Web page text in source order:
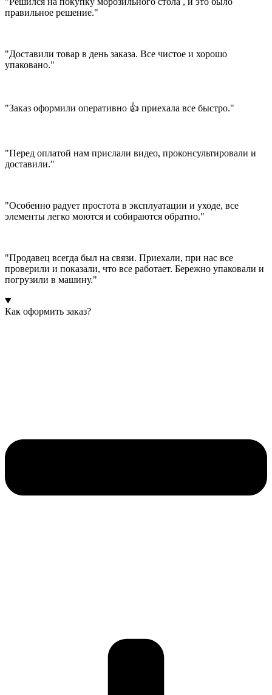
правильное решение."
"Доставили товар в день заказа. Все чистое и хорошо
упаковано."
"Заказ оформили оперативно 👍 приехала все быстро."
"Перед оплатой нам прислали видео, проконсультировали и
доставили."
"Особенно радует простота в эксплуатации и уходе, все
элементы легко моются и собираются обратно."
"Продавец всегда был на связи. Приехали, при нас все
проверили и показали, что все работает. Бережно упаковали и
погрузили в машину."
Как оформить заказ?